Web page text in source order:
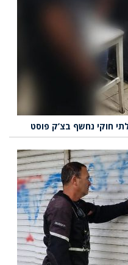
חוקי נחשף בצ’ק פוסט